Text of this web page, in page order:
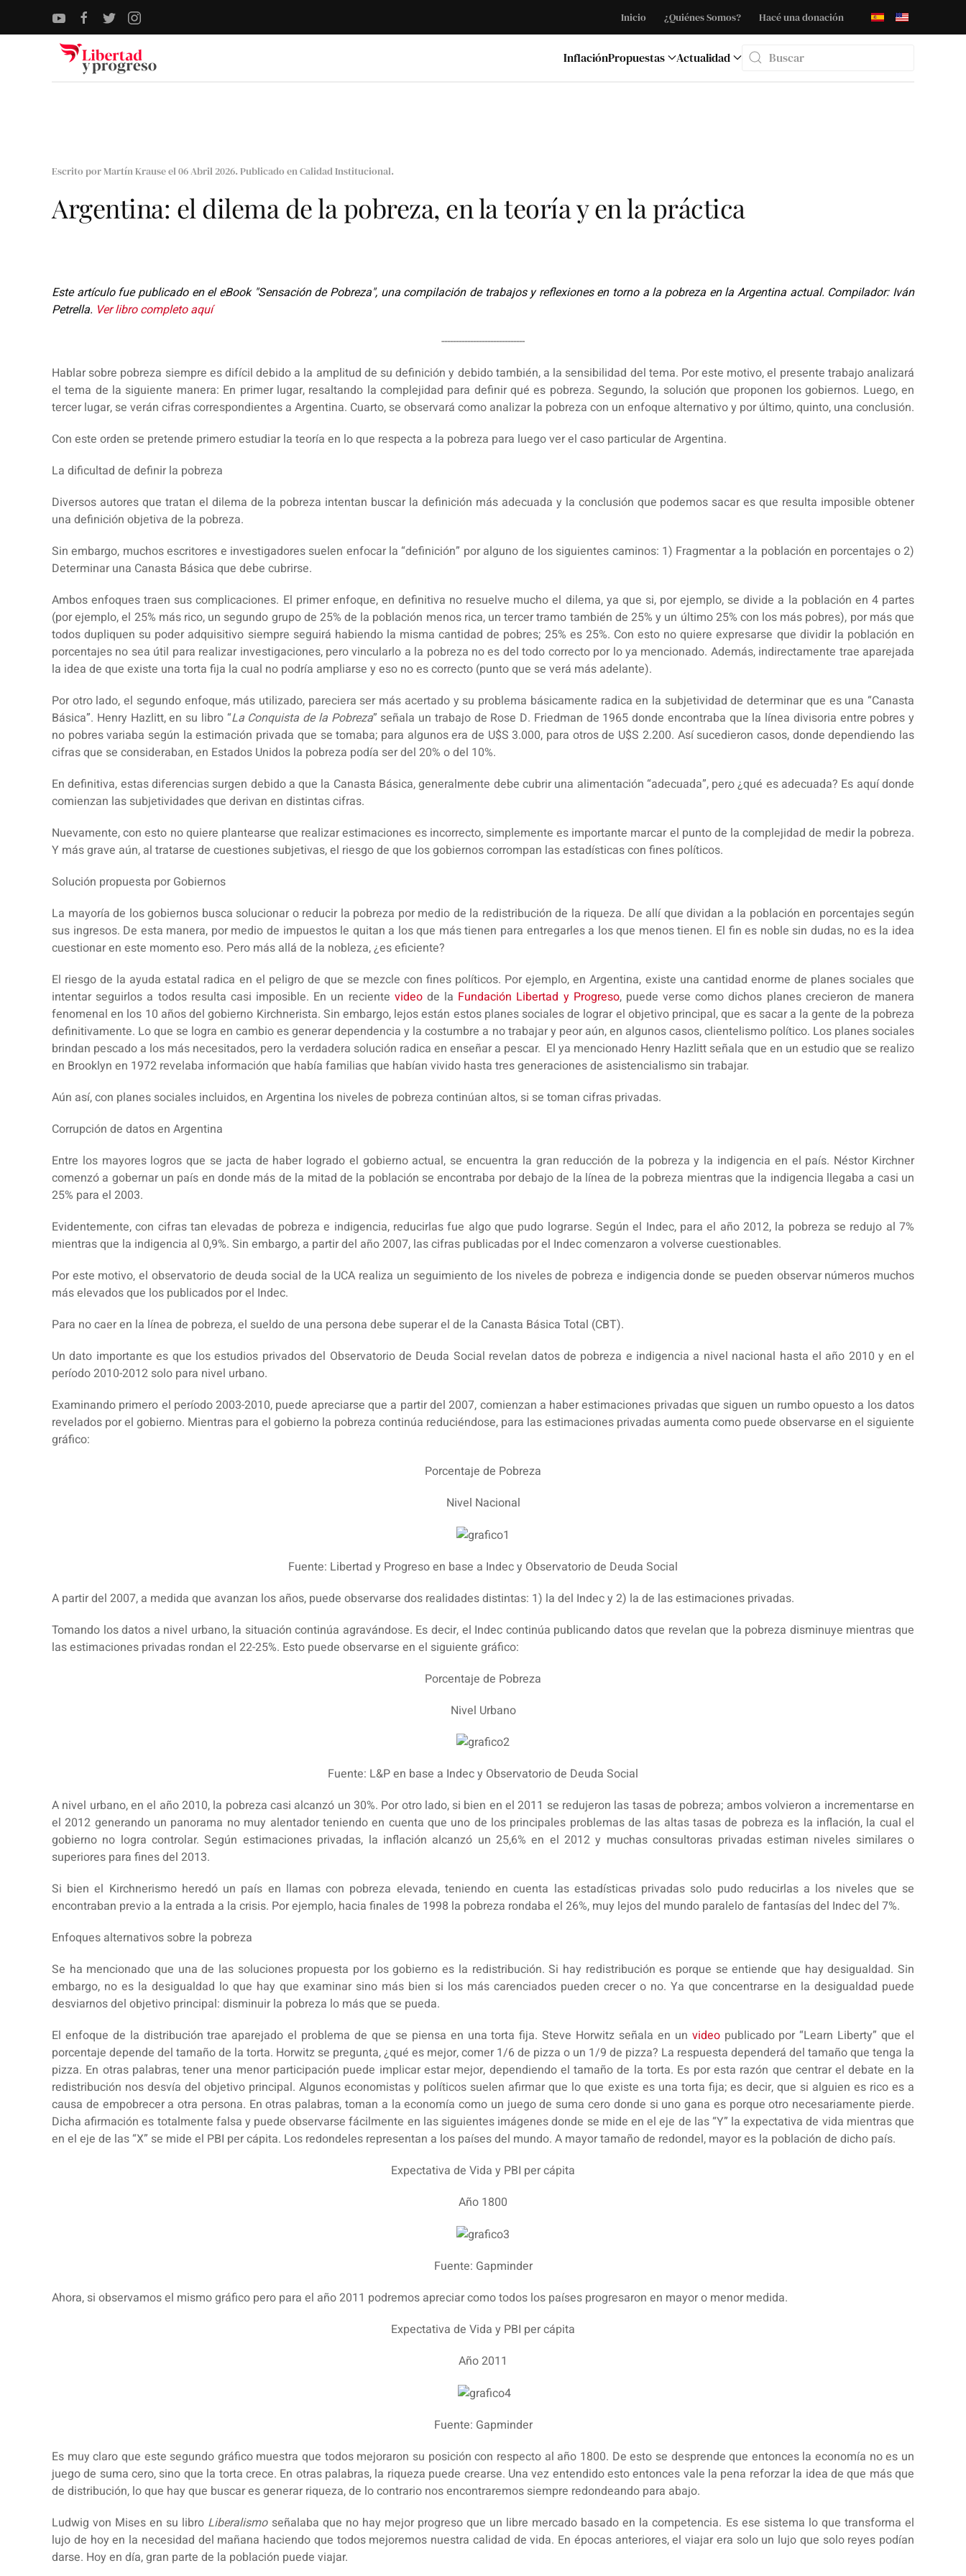
Skip to main content
Inicio ¿Quiénes Somos? Hacé una donación
InflaciónPropuestas
Actualidad
Escrito por Martín Krause el06 Abril 2026. Publicado enCalidad Institucional.
Argentina: el dilema de la pobreza, en la teoría y en la práctica
Este artículo fue publicado en el eBook "Sensación de Pobreza", una compilación de trabajos y reflexiones en torno a la pobreza en la Argentina actual. Compilador: Iván
Petrella. Ver libro completo aquí
-----------------------------
Hablar sobre pobreza siempre es difícil debido a la amplitud de su definición y debido también, a la sensibilidad del tema. Por este motivo, el presente trabajo analizará
el tema de la siguiente manera: En primer lugar, resaltando la complejidad para definir qué es pobreza. Segundo, la solución que proponen los gobiernos. Luego, en
tercer lugar, se verán cifras correspondientes a Argentina. Cuarto, se observará como analizar la pobreza con un enfoque alternativo y por último, quinto, una conclusión.
Con este orden se pretende primero estudiar la teoría en lo que respecta a la pobreza para luego ver el caso particular de Argentina.
La dificultad de definir la pobreza
Diversos autores que tratan el dilema de la pobreza intentan buscar la definición más adecuada y la conclusión que podemos sacar es que resulta imposible obtener
una definición objetiva de la pobreza.
Sin embargo, muchos escritores e investigadores suelen enfocar la “definición” por alguno de los siguientes caminos: 1) Fragmentar a la población en porcentajes o 2)
Determinar una Canasta Básica que debe cubrirse.
Ambos enfoques traen sus complicaciones. El primer enfoque, en definitiva no resuelve mucho el dilema, ya que si, por ejemplo, se divide a la población en 4 partes
(por ejemplo, el 25% más rico, un segundo grupo de 25% de la población menos rica, un tercer tramo también de 25% y un último 25% con los más pobres), por más que
todos dupliquen su poder adquisitivo siempre seguirá habiendo la misma cantidad de pobres; 25% es 25%. Con esto no quiere expresarse que dividir la población en
porcentajes no sea útil para realizar investigaciones, pero vincularlo a la pobreza no es del todo correcto por lo ya mencionado. Además, indirectamente trae aparejada
la idea de que existe una torta fija la cual no podría ampliarse y eso no es correcto (punto que se verá más adelante).
Por otro lado, el segundo enfoque, más utilizado, pareciera ser más acertado y su problema básicamente radica en la subjetividad de determinar que es una “Canasta
Básica”. Henry Hazlitt, en su libro “La Conquista de la Pobreza” señala un trabajo de Rose D. Friedman de 1965 donde encontraba que la línea divisoria entre pobres y
no pobres variaba según la estimación privada que se tomaba; para algunos era de U$S 3.000, para otros de U$S 2.200. Así sucedieron casos, donde dependiendo las
cifras que se consideraban, en Estados Unidos la pobreza podía ser del 20% o del 10%.
En definitiva, estas diferencias surgen debido a que la Canasta Básica, generalmente debe cubrir una alimentación “adecuada”, pero ¿qué es adecuada? Es aquí donde
comienzan las subjetividades que derivan en distintas cifras.
Nuevamente, con esto no quiere plantearse que realizar estimaciones es incorrecto, simplemente es importante marcar el punto de la complejidad de medir la pobreza.
Y más grave aún, al tratarse de cuestiones subjetivas, el riesgo de que los gobiernos corrompan las estadísticas con fines políticos.
Solución propuesta por Gobiernos
La mayoría de los gobiernos busca solucionar o reducir la pobreza por medio de la redistribución de la riqueza. De allí que dividan a la población en porcentajes según
sus ingresos. De esta manera, por medio de impuestos le quitan a los que más tienen para entregarles a los que menos tienen. El fin es noble sin dudas, no es la idea
cuestionar en este momento eso. Pero más allá de la nobleza, ¿es eficiente?
El riesgo de la ayuda estatal radica en el peligro de que se mezcle con fines políticos. Por ejemplo, en Argentina, existe una cantidad enorme de planes sociales que
intentar seguirlos a todos resulta casi imposible. En un reciente videode la Fundación Libertad y Progreso, puede verse como dichos planes crecieron de manera
fenomenal en los 10 años del gobierno Kirchnerista. Sin embargo, lejos están estos planes sociales de lograr el objetivo principal, que es sacar a la gente de la pobreza
definitivamente. Lo que se logra en cambio es generar dependencia y la costumbre a no trabajar y peor aún, en algunos casos, clientelismo político. Los planes sociales
brindan pescado a los más necesitados, pero la verdadera solución radica en enseñar a pescar. El ya mencionado Henry Hazlitt señala que en un estudio que se realizo
en Brooklyn en 1972 revelaba información que había familias que habían vivido hasta tres generaciones de asistencialismo sin trabajar.
Aún así, con planes sociales incluidos, en Argentina los niveles de pobreza continúan altos, si se toman cifras privadas.
Corrupción de datos en Argentina
Entre los mayores logros que se jacta de haber logrado el gobierno actual, se encuentra la gran reducción de la pobreza y la indigencia en el país. Néstor Kirchner
comenzó a gobernar un país en donde más de la mitad de la población se encontraba por debajo de la línea de la pobreza mientras que la indigencia llegaba a casi un
25% para el 2003.
Evidentemente, con cifras tan elevadas de pobreza e indigencia, reducirlas fue algo que pudo lograrse. Según el Indec, para el año 2012, la pobreza se redujo al 7%
mientras que la indigencia al 0,9%. Sin embargo, a partir del año 2007, las cifras publicadas por el Indec comenzaron a volverse cuestionables.
Por este motivo, el observatorio de deuda social de la UCA realiza un seguimiento de los niveles de pobreza e indigencia donde se pueden observar números muchos
más elevados que los publicados por el Indec.
Para no caer en la línea de pobreza, el sueldo de una persona debe superar el de la Canasta Básica Total (CBT).
Un dato importante es que los estudios privados del Observatorio de Deuda Social revelan datos de pobreza e indigencia a nivel nacional hasta el año 2010 y en el
período 2010-2012 solo para nivel urbano.
Examinando primero el período 2003-2010, puede apreciarse que a partir del 2007, comienzan a haber estimaciones privadas que siguen un rumbo opuesto a los datos
revelados por el gobierno. Mientras para el gobierno la pobreza continúa reduciéndose, para las estimaciones privadas aumenta como puede observarse en el siguiente
gráfico:
Porcentaje de Pobreza
Nivel Nacional
Fuente: Libertad y Progreso en base a Indec y Observatorio de Deuda Social
A partir del 2007, a medida que avanzan los años, puede observarse dos realidades distintas: 1) la del Indec y 2) la de las estimaciones privadas.
Tomando los datos a nivel urbano, la situación continúa agravándose. Es decir, el Indec continúa publicando datos que revelan que la pobreza disminuye mientras que
las estimaciones privadas rondan el 22-25%. Esto puede observarse en el siguiente gráfico:
Porcentaje de Pobreza
Nivel Urbano
Fuente: L&P en base a Indec y Observatorio de Deuda Social
A nivel urbano, en el año 2010, la pobreza casi alcanzó un 30%. Por otro lado, si bien en el 2011 se redujeron las tasas de pobreza; ambos volvieron a incrementarse en
el 2012 generando un panorama no muy alentador teniendo en cuenta que uno de los principales problemas de las altas tasas de pobreza es la inflación, la cual el
gobierno no logra controlar. Según estimaciones privadas, la inflación alcanzó un 25,6% en el 2012 y muchas consultoras privadas estiman niveles similares o
superiores para fines del 2013.
Si bien el Kirchnerismo heredó un país en llamas con pobreza elevada, teniendo en cuenta las estadísticas privadas solo pudo reducirlas a los niveles que se
encontraban previo a la entrada a la crisis. Por ejemplo, hacia finales de 1998 la pobreza rondaba el 26%, muy lejos del mundo paralelo de fantasías del Indec del 7%.
Enfoques alternativos sobre la pobreza
Se ha mencionado que una de las soluciones propuesta por los gobierno es la redistribución. Si hay redistribución es porque se entiende que hay desigualdad. Sin
embargo, no es la desigualdad lo que hay que examinar sino más bien si los más carenciados pueden crecer o no. Ya que concentrarse en la desigualdad puede
desviarnos del objetivo principal: disminuir la pobreza lo más que se pueda.
El enfoque de la distribución trae aparejado el problema de que se piensa en una torta fija. Steve Horwitz señala en un videopublicado por “Learn Liberty” que el
porcentaje depende del tamaño de la torta. Horwitz se pregunta, ¿qué es mejor, comer 1/6 de pizza o un 1/9 de pizza? La respuesta dependerá del tamaño que tenga la
pizza. En otras palabras, tener una menor participación puede implicar estar mejor, dependiendo el tamaño de la torta. Es por esta razón que centrar el debate en la
redistribución nos desvía del objetivo principal. Algunos economistas y políticos suelen afirmar que lo que existe es una torta fija; es decir, que si alguien es rico es a
causa de empobrecer a otra persona. En otras palabras, toman a la economía como un juego de suma cero donde si uno gana es porque otro necesariamente pierde.
Dicha afirmación es totalmente falsa y puede observarse fácilmente en las siguientes imágenes donde se mide en el eje de las “Y” la expectativa de vida mientras que
en el eje de las “X” se mide el PBI per cápita. Los redondeles representan a los países del mundo. A mayor tamaño de redondel, mayor es la población de dicho país.
Expectativa de Vida y PBI per cápita
Año 1800
Fuente: Gapminder
Ahora, si observamos el mismo gráfico pero para el año 2011 podremos apreciar como todos los países progresaron en mayor o menor medida.
Expectativa de Vida y PBI per cápita
Año 2011
Fuente: Gapminder
Es muy claro que este segundo gráfico muestra que todos mejoraron su posición con respecto al año 1800. De esto se desprende que entonces la economía no es un
juego de suma cero, sino que la torta crece. En otras palabras, la riqueza puede crearse. Una vez entendido esto entonces vale la pena reforzar la idea de que más que
de distribución, lo que hay que buscar es generar riqueza, de lo contrario nos encontraremos siempre redondeando para abajo.
Ludwig von Mises en su libro Liberalismoseñalaba que no hay mejor progreso que un libre mercado basado en la competencia. Es ese sistema lo que transforma el
lujo de hoy en la necesidad del mañana haciendo que todos mejoremos nuestra calidad de vida. En épocas anteriores, el viajar era solo un lujo que solo reyes podían
darse. Hoy en día, gran parte de la población puede viajar.